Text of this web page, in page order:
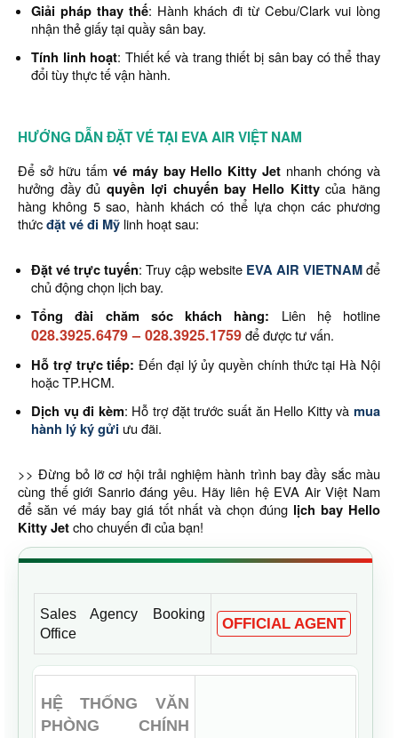
Giải pháp thay thế: Hành khách đi từ Cebu/Clark vui lòng
nhận thẻ giấy tại quầy sân bay.
Tính linh hoạt: Thiết kế và trang thiết bị sân bay có thể thay
đổi tùy thực tế vận hành.
HƯỚNG DẪN ĐẶT VÉ TẠI EVA AIR VIỆT NAM
Để sở hữu tấmvé máy bay Hello Kitty Jet nhanh chóng và
hưởng đầy đủquyền lợi chuyến bay Hello Kittycủa hãng
hàng không 5 sao, hành khách có thể lựa chọn các phương
thứcđặt vé đi Mỹ linh hoạt sau:
Đặt vé trực tuyến: Truy cập website EVA AIR VIETNAMđể
chủ động chọn lịch bay.
Tổng đài chăm sóc khách hàng: Liên hệ hotline
028.3925.6479– 028.3925.1759để được tư vấn.
Hỗ trợ trực tiếp: Đến đại lý ủy quyền chính thức tại Hà Nội
hoặc TP.HCM.
Dịch vụ đi kèm: Hỗ trợ đặt trước suất ăn Hello Kitty vàmua
hành lý ký gửi ưu đãi.
>> Đừng bỏ lỡ cơ hội trải nghiệm hành trình bay đầy sắc màu
cùng thế giới Sanrio đáng yêu. Hãy liên hệ EVA Air Việt Nam
để săn vé máy bay giá tốt nhất và chọn đúng lịch bay Hello
Kitty Jetcho chuyến đi của bạn!
Sales Agency Booking
Office
OFFICIAL AGENT
HỆ THỐNG VĂN
PHÒNG CHÍNH